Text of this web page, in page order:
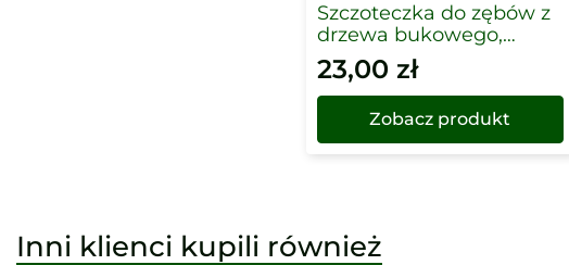
Szczoteczka do zębów z
drzewa bukowego,
kompostowalna, włosie
twarde, Georganics
23,00 zł
Zobacz produkt
Inni klienci kupili również